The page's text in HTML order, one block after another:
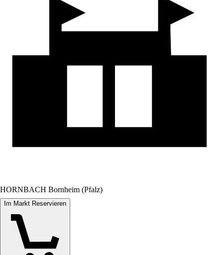
HORNBACH Bornheim (Pfalz)
Im Markt Reservieren